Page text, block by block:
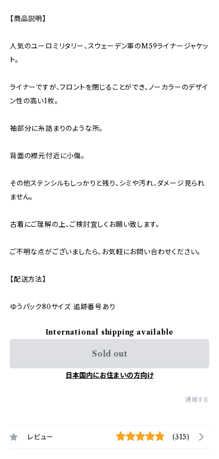
【商品説明】
人気のユーロミリタリー、スウェーデン軍のM59ライナージャケッ
ト。
ライナーですが、フロントを閉じることができ、ノーカラーのデザイ
ン性の高い1枚。
袖部分に糸詰まりのような所。
背面の襟元付近に小傷。
その他ステンシルもしっかりと残り、シミや汚れ、ダメージ見られ
ません。
古着にご理解の上、ご検討宜しくお願い致します。
ご不明な点がございましたら、お気軽にお問い合わせください。
【配送方法】
ゆうパック80サイズ 追跡番号あり
International shipping available
Sold out
日本国内にお住まいの方向け
通報する
レビュー (315)